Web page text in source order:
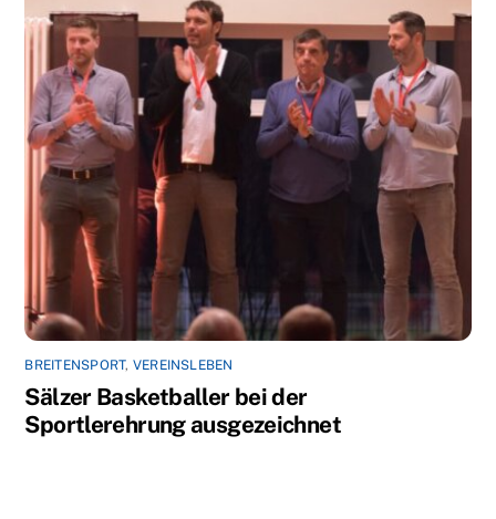
BREITENSPORT, VEREINSLEBEN
Sälzer Basketballer bei der
Sportlerehrung ausgezeichnet